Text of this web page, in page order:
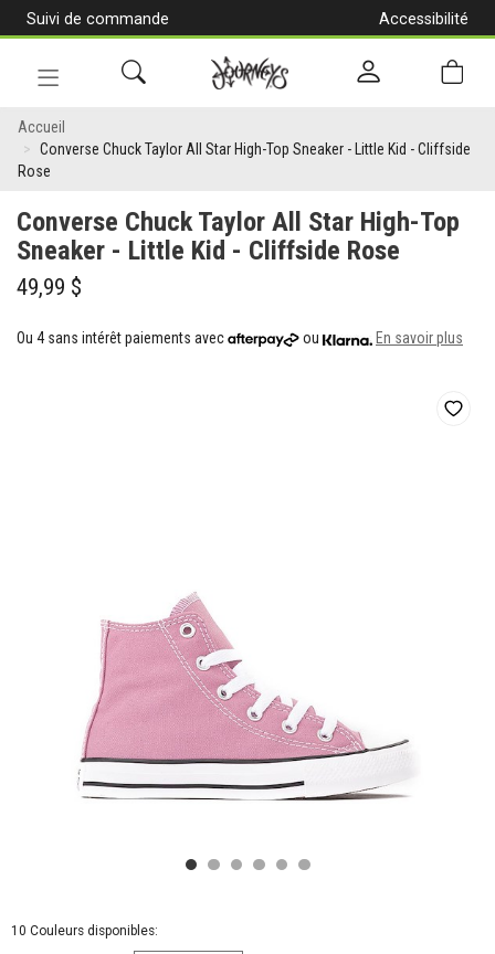
Suivi de commande
Accessibilité
en
alternance
Converse
Chuck
All
Star
Accueil
Converse Chuck Taylor All Star High-Top Sneaker - Little Kid - Cliffside
Rose
Converse Chuck Taylor All Star High-Top
Sneaker - Little Kid - Cliffside Rose
49,99 $
Ou 4 sans intérêt paiements avec ou En savoir plus
10 Couleurs disponibles: